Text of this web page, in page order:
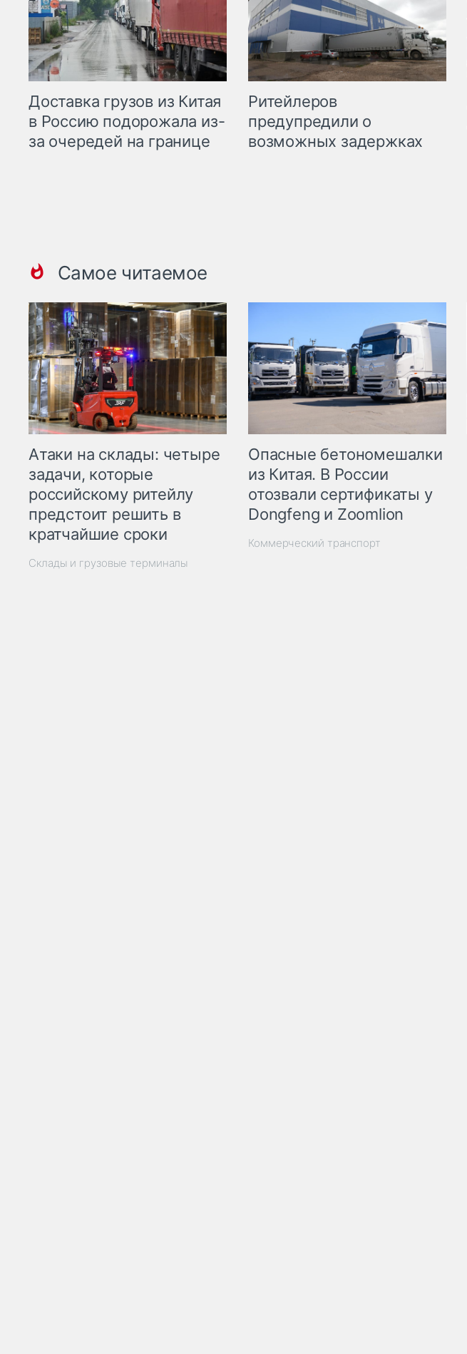
Доставка грузов из Китая
в Россию подорожала из-
за очередей на границе
Ритейлеров
предупредили о
возможных задержках
Самое читаемое
Атаки на склады: четыре
задачи, которые
российскому ритейлу
предстоит решить в
кратчайшие сроки
Склады и грузовые терминалы
Опасные бетономешалки
из Китая. В России
отозвали сертификаты у
Dongfeng и Zoomlion
Коммерческий транспорт